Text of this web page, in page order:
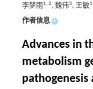
李梦雨1, 2, 魏伟3, 王敏1
作者信息 +
Advances in
metabolism
pathogenesis